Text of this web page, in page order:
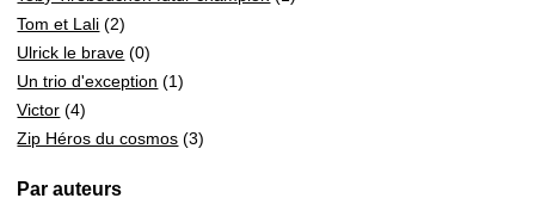
Tom et Lali (2)
Ulrick le brave (0)
Un trio d'exception (1)
Victor (4)
Zip Héros du cosmos (3)
Par auteurs